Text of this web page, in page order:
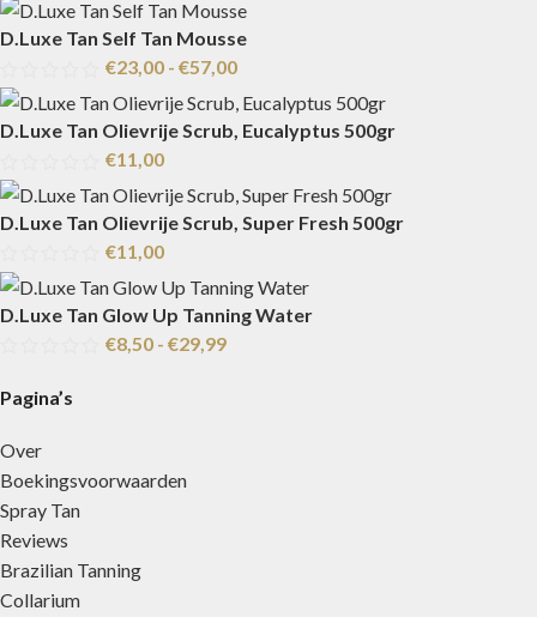
D.Luxe Tan Self Tan Mousse
€23,00 - €57,00
D.Luxe Tan Olievrije Scrub, Eucalyptus 500gr
€11,00
D.Luxe Tan Olievrije Scrub, Super Fresh 500gr
€11,00
D.Luxe Tan Glow Up Tanning Water
€8,50 - €29,99
Pagina’s
Over
Boekingsvoorwaarden
Spray Tan
Reviews
Brazilian Tanning
Collarium